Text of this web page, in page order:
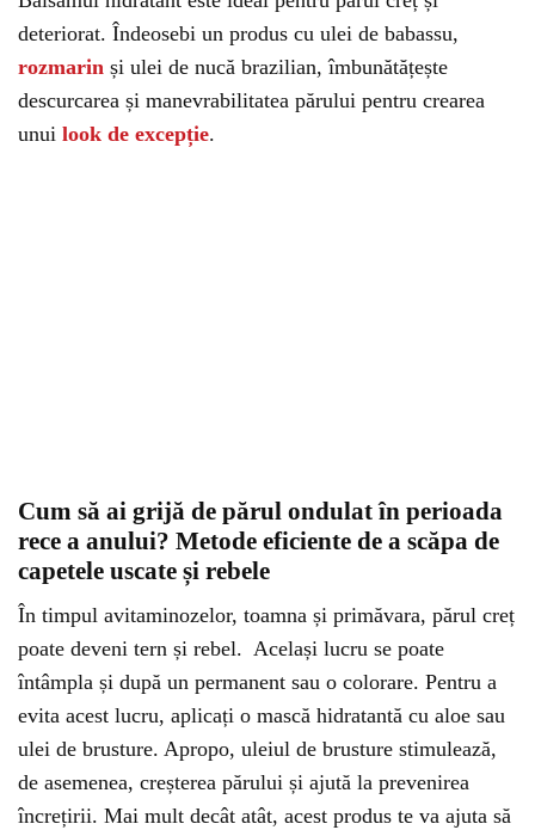
deteriorat. Îndeosebi un produs cu ulei de babassu,
rozmarin și ulei de nucă brazilian, îmbunătățește
descurcarea și manevrabilitatea părului pentru crearea
unui look de excepție.
Cum să ai grijă de părul ondulat în perioada
rece a anului? Metode eficiente de a scăpa de
capetele uscate și rebele
În timpul avitaminozelor, toamna și primăvara, părul creț
poate deveni tern și rebel. Același lucru se poate
întâmpla și după un permanent sau o colorare. Pentru a
evita acest lucru, aplicați o mască hidratantă cu aloe sau
ulei de brusture. Apropo, uleiul de brusture stimulează,
de asemenea, creșterea părului și ajută la prevenirea
încrețirii. Mai mult decât atât, acest produs te va ajuta să